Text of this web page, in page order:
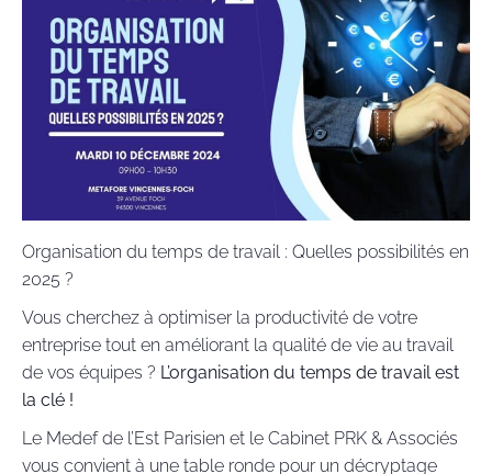
Organisation du temps de travail : Quelles possibilités en
2025 ?
Vous cherchez à optimiser la productivité de votre
entreprise tout en améliorant la qualité de vie au travail
de vos équipes ? L’organisation du temps de travail est
la clé !
Le Medef de l’Est Parisien et le Cabinet PRK & Associés
vous convient à une table ronde pour un décryptage